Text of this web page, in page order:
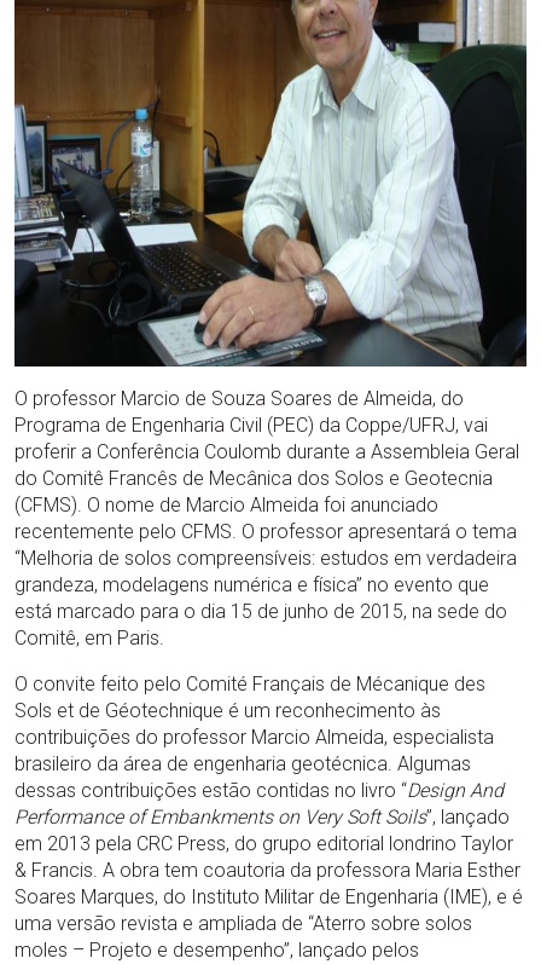
O professor Marcio de Souza Soares de Almeida, do
Programa de Engenharia Civil (PEC) da Coppe/UFRJ, vai
proferir a Conferência Coulomb durante a Assembleia Geral
do Comitê Francês de Mecânica dos Solos e Geotecnia
(CFMS). O nome de Marcio Almeida foi anunciado
recentemente pelo CFMS. O professor apresentará o tema
“Melhoria de solos compreensíveis: estudos em verdadeira
grandeza, modelagens numérica e física” no evento que
está marcado para o dia 15 de junho de 2015, na sede do
Comitê, em Paris.
O convite feito pelo Comité Français de Mécanique des
Sols et de Géotechnique é um reconhecimento às
contribuições do professor Marcio Almeida, especialista
brasileiro da área de engenharia geotécnica. Algumas
dessas contribuições estão contidas no livro “Design And
Performance of Embankments on Very Soft Soils”, lançado
em 2013 pela CRC Press, do grupo editorial londrino Taylor
& Francis. A obra tem coautoria da professora Maria Esther
Soares Marques, do Instituto Militar de Engenharia (IME), e é
uma versão revista e ampliada de “Aterro sobre solos
moles – Projeto e desempenho”, lançado pelos